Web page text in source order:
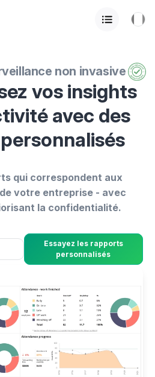
non invasive
vos insights
avec des
qui correspondent aux
votre entreprise - avec
la confidentialité.
Essayez les rapports
personnalisés